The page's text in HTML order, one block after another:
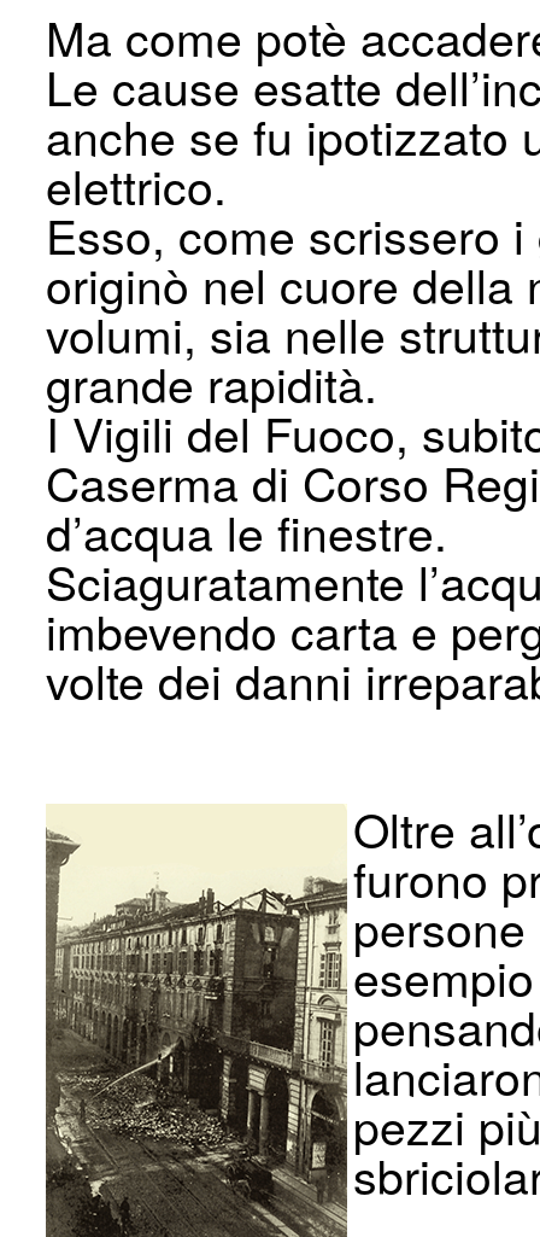
Ma come potè
Le cause esatte
anche se fu ipotizzato
elettrico.
Esso, come scrissero
originò nel cuore della
volumi, sia nelle
grande rapidità.
I Vigili del Fuoco,
Caserma di Corso
d’acqua le finestre.
Sciaguratamente
imbevendo carta e
volte dei danni
Oltre
furono
pezzi